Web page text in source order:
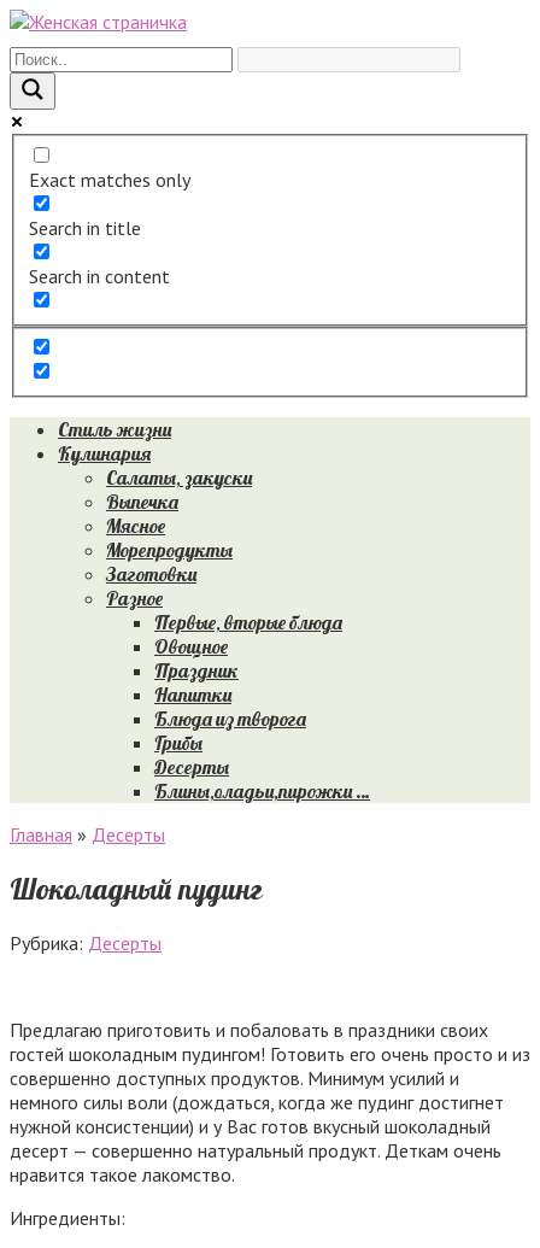
Перейти
к
контенту
Exact matches only
Search in title
Search in content
Стиль жизни
Кулинария
Салаты, закуски
Выпечка
Мясное
Морепродукты
Заготовки
Разное
Первые, вторые блюда
Овощное
Праздник
Напитки
Блюда из творога
Грибы
Десерты
Блины,оладьи,пирожки …
Главная » Десерты
Шоколадный пудинг
Рубрика: Десерты
Предлагаю приготовить и побаловать в праздники своих
гостей шоколадным пудингом! Готовить его очень просто и из
совершенно доступных продуктов. Минимум усилий и
немного силы воли (дождаться, когда же пудинг достигнет
нужной консистенции) и у Вас готов вкусный шоколадный
десерт — совершенно натуральный продукт. Деткам очень
нравится такое лакомство.
Ингредиенты: